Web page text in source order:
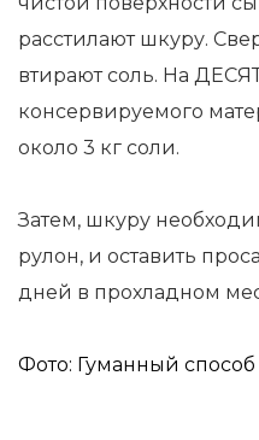
расстилают шкуру.
втирают соль. На
консервируемого
около 3 кг соли.
Затем, шкуру
рулон, и оставить
дней в прохладном
Фото: Гуманный